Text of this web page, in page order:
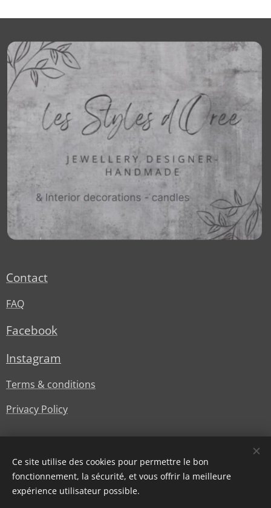
Contact
FAQ
Facebook
Instagram
Terms & conditions
Privacy Policy
Ce site utilise des cookies pour permettre le bon
fonctionnement, la sécurité, et vous offrir la meilleure
expérience utilisateur possible.